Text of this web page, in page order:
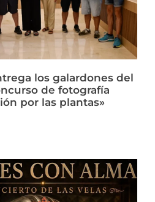
los galardones del
de fotografía
por las plantas»